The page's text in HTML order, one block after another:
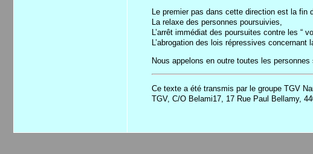
Le premier pas dans cette direction est la
La relaxe des personnes poursuivies,
L’arrêt immédiat des poursuites contre les “
L’abrogation des lois répressives
Nous appelons en outre toutes les
Ce texte a été transmis par le groupe TGV
TGV, C/O Belami17, 17 Rue Paul Bellamy,